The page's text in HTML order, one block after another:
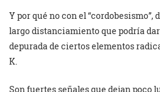
Y por qué no con el “cordobesismo”,
largo distanciamiento que podría
depurada de ciertos elementos
K.
Son fuertes señales que dejan poco